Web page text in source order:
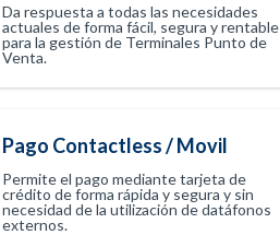
Da respuesta a todas las necesidades
actuales de forma fácil, segura y rentable
para la gestión de Terminales Punto de
Venta.
Pago Contactless / Movil
Permite el pago mediante tarjeta de
crédito de forma rápida y segura y sin
necesidad de la utilización de datáfonos
externos.